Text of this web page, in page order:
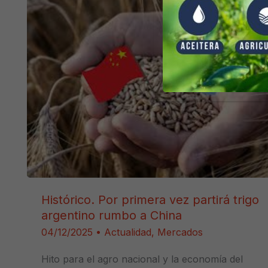
Histórico. Por primera vez partirá trigo
argentino rumbo a China
04/12/2025 • Actualidad, Mercados
Hito para el agro nacional y la economía del